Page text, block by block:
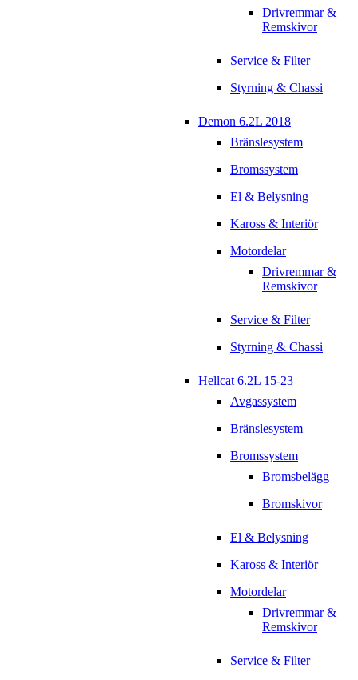
Drivremmar &
Remskivor
Service & Filter
Styrning & Chassi
Demon 6.2L 2018
Bränslesystem
Bromssystem
El & Belysning
Kaross & Interiör
Motordelar
Drivremmar &
Remskivor
Service & Filter
Styrning & Chassi
Hellcat 6.2L 15-23
Avgassystem
Bränslesystem
Bromssystem
Bromsbelägg
Bromskivor
El & Belysning
Kaross & Interiör
Motordelar
Drivremmar &
Remskivor
Service & Filter